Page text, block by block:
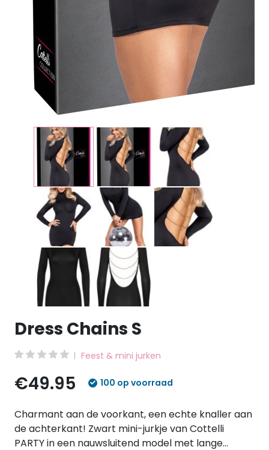
Dress Chains S
Feest & mini jurken
€49.95 100 op voorraad
Charmant aan de voorkant, een echte knaller aan
de achterkant! Zwart mini-jurkje van Cottelli
PARTY in een nauwsluitend model met lange